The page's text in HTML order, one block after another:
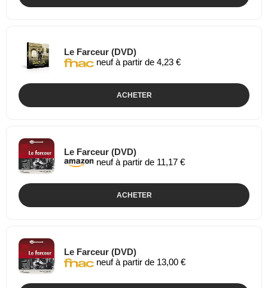
Le Farceur (DVD)
neuf à partir de 4,23 €
ACHETER
Le Farceur (DVD)
neuf à partir de 11,17 €
ACHETER
Le Farceur (DVD)
neuf à partir de 13,00 €